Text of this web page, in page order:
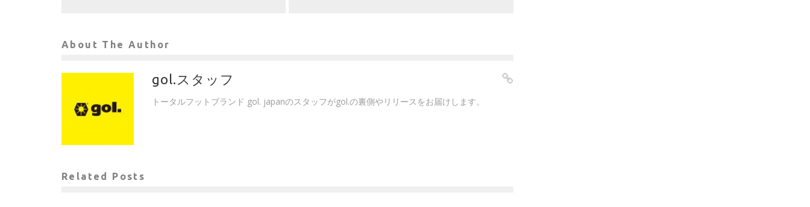
About The Author
gol.スタッフ
トータルフットブランド gol. japanのスタッフがgol.の裏側やリリースをお届けします。
Related Posts